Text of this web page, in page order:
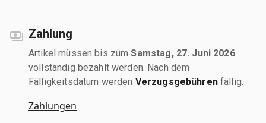
Zahlung
Artikel müssen bis zumSamstag, 27. Juni 2026
vollständig bezahlt werden. Nach dem
Fälligkeitsdatum werden Verzugsgebührenfällig.
Zahlungen